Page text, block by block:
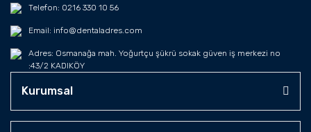
Telefon: 0216 330 10 56
Email: info@dentaladres.com
Adres: Osmanağa mah. Yoğurtçu şükrü sokak güven iş merkezi no
:43/2 KADIKÖY
Kurumsal